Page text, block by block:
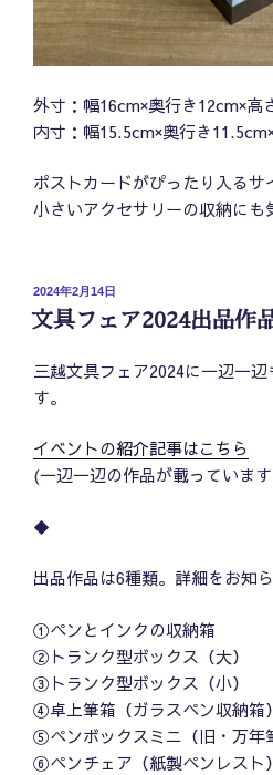
外寸：幅16cm×奥行き12cm×高
内寸：幅15.5cm×奥行き
ポストカードがぴったり入るサ
小さいアクセサリーの収納にも
投
稿
日:
2024年2月14日
文具フェア2024出品作
三越文具フェア2024に一辺一
す。
イベントの紹介記事はこちら
(一辺一辺の作品が載っています
◆
出品作品は6種類。詳細をお知ら
①ペンとインクの収納箱
②トランク型ボックス（大）
③トランク型ボックス（小）
④卓上筆箱（ガラスペン収納箱）
⑤ペンボックスミニ（旧・万年
⑥ペンチェア（紙製ペンレスト）